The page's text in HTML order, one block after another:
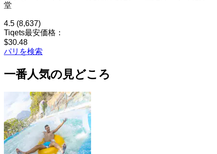
堂
4.5 (8,637)
Tiqets最安価格：
$30.48
パリを検索
一番人気の見どころ